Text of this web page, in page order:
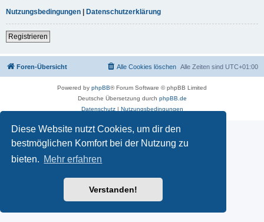
Diese Website nutzt Cookies, um dir den
bestmöglichen Komfort bei der Nutzung zu
bieten. Mehr erfahren
Verstanden!
Nutzungsbedingungen | Datenschutzerklärung
Registrieren
Foren-Übersicht Alle Zeiten sind UTC+01:00
Alle Cookies löschen
Powered by phpBB® Forum Software © phpBB Limited
Deutsche Übersetzung durch phpBB.de
Datenschutz| Nutzungsbedingungen